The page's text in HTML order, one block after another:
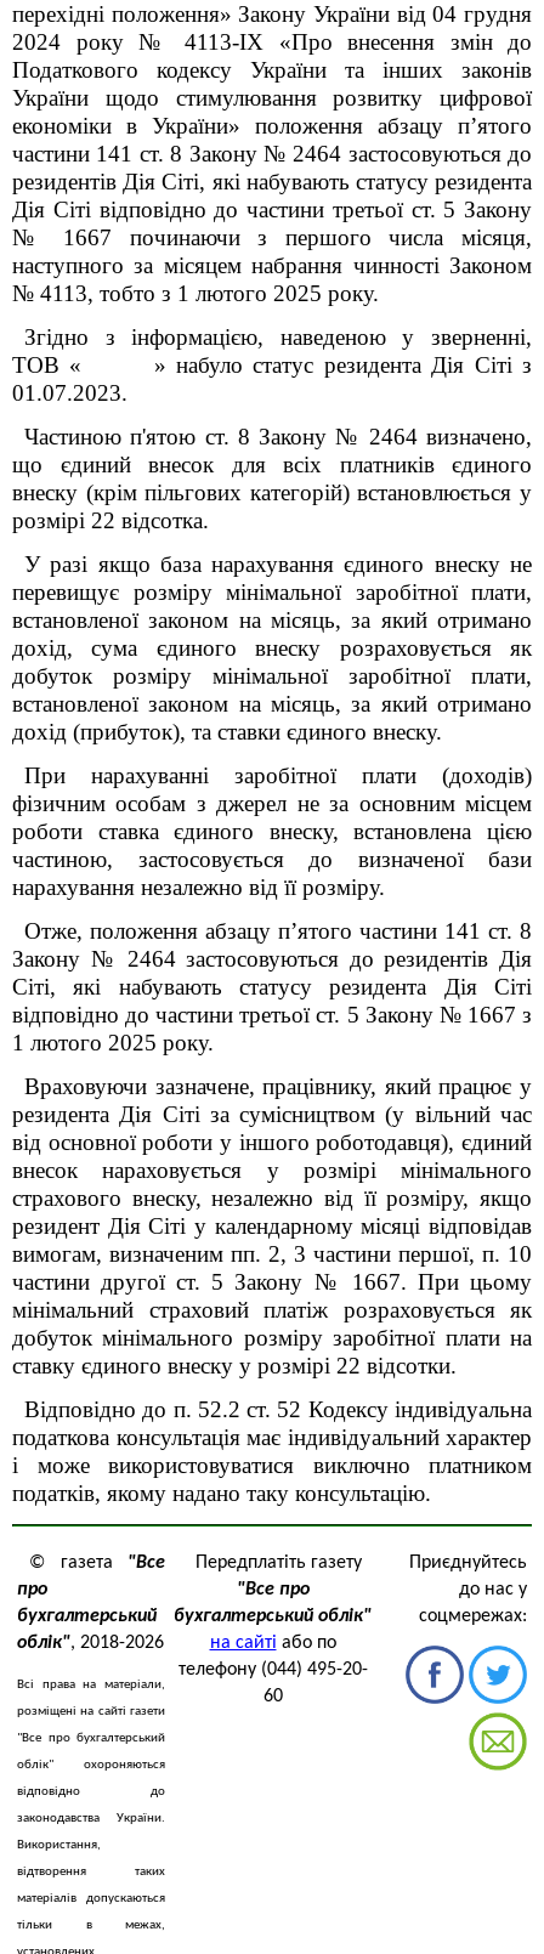
перехідні положення» Закону України від 04 грудня
2024 року № 4113-ІX «Про внесення змін до
Податкового кодексу України та інших законів
України щодо стимулювання розвитку цифрової
економіки в України» положення абзацу п’ятого
частини 141 ст. 8 Закону № 2464 застосовуються до
резидентів Дія Сіті, які набувають статусу резидента
Дія Сіті відповідно до частини третьої ст. 5 Закону
№ 1667 починаючи з першого числа місяця,
наступного за місяцем набрання чинності Законом
№ 4113, тобто з 1 лютого 2025 року.
Згідно з інформацією, наведеною у зверненні,
ТОВ «
» набуло статус резидента Дія Сіті з
01.07.2023.
Частиною п'ятою ст. 8 Закону № 2464 визначено,
що єдиний внесок для всіх платників єдиного
внеску (крім пільгових категорій) встановлюється у
розмірі 22 відсотка.
У разі якщо база нарахування єдиного внеску не
перевищує розміру мінімальної заробітної плати,
встановленої законом на місяць, за який отримано
дохід, сума єдиного внеску розраховується як
добуток розміру мінімальної заробітної плати,
встановленої законом на місяць, за який отримано
дохід (прибуток), та ставки єдиного внеску.
При нарахуванні заробітної плати (доходів)
фізичним особам з джерел не за основним місцем
роботи ставка єдиного внеску, встановлена цією
частиною, застосовується до визначеної бази
нарахування незалежно від її розміру.
Отже, положення абзацу п’ятого частини 141 ст. 8
Закону № 2464 застосовуються до резидентів Дія
Сіті, які набувають статусу резидента Дія Сіті
відповідно до частини третьої ст. 5 Закону № 1667 з
1 лютого 2025 року.
Враховуючи зазначене, працівнику, який працює у
резидента Дія Сіті за сумісництвом (у вільний час
від основної роботи у іншого роботодавця), єдиний
внесок нараховується у розмірі мінімального
страхового внеску, незалежно від її розміру, якщо
резидент Дія Сіті у календарному місяці відповідав
вимогам, визначеним пп. 2, 3 частини першої, п. 10
частини другої ст. 5 Закону № 1667. При цьому
мінімальний страховий платіж розраховується як
добуток мінімального розміру заробітної плати на
ставку єдиного внеску у розмірі 22 відсотки.
Відповідно до п. 52.2 ст. 52 Кодексу індивідуальна
податкова консультація має індивідуальний характер
і може використовуватися виключно платником
податків, якому надано таку консультацію.
© газета "Все
про
бухгалтерський
облік", 2018-2026
Всі права на матеріали,
розміщені на сайті газети
"Все про бухгалтерський
облік" охороняються
відповідно до
законодавства України.
Використання,
відтворення таких
матеріалів допускаються
тільки в межах,
Передплатіть газету
"Все про
бухгалтерський облік"
на сайті або по
телефону (044) 495-20-
60
Приєднуйтесь
до нас у
соцмережах: